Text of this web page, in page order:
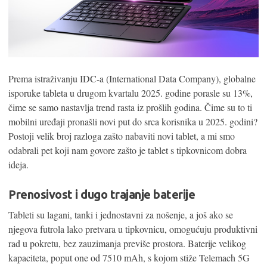
Prema istraživanju IDC-a (International Data Company), globalne
isporuke tableta u drugom kvartalu 2025. godine porasle su 13%,
čime se samo nastavlja trend rasta iz prošlih godina. Čime su to ti
mobilni uređaji pronašli novi put do srca korisnika u 2025. godini?
Postoji velik broj razloga zašto nabaviti novi tablet, a mi smo
odabrali pet koji nam govore zašto je tablet s tipkovnicom dobra
ideja.
Prenosivost i dugo trajanje baterije
Tableti su lagani, tanki i jednostavni za nošenje, a još ako se
njegova futrola lako pretvara u tipkovnicu, omogućuju produktivni
rad u pokretu, bez zauzimanja previše prostora. Baterije velikog
kapaciteta, poput one od 7510 mAh, s kojom stiže Telemach 5G